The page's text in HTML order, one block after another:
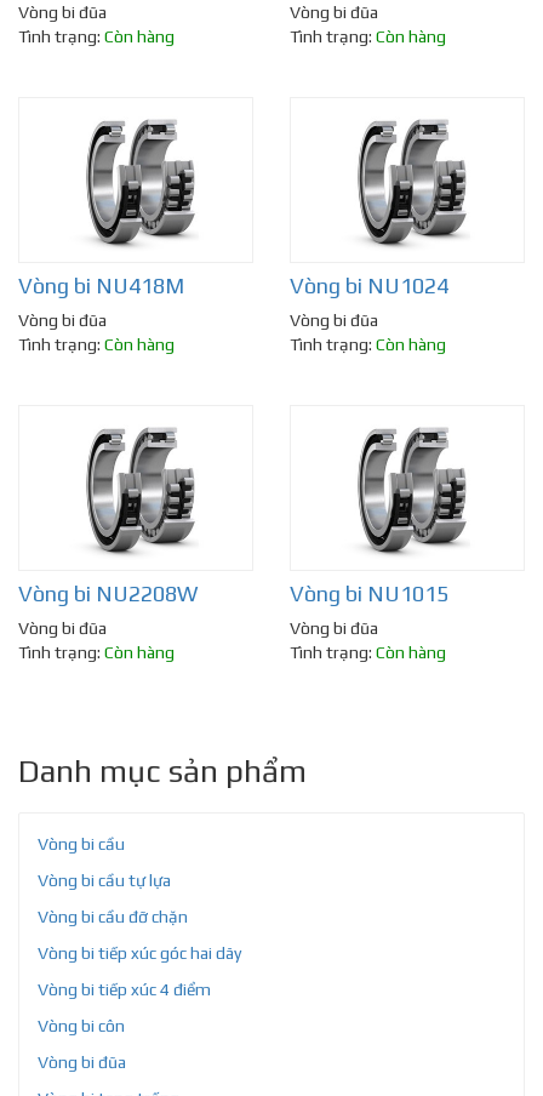
Vòng bi đũa
Tình trạng: Còn hàng
Vòng bi đũa
Tình trạng: Còn hàng
Vòng bi NU418M
Vòng bi đũa
Tình trạng: Còn hàng
Vòng bi NU1024
Vòng bi đũa
Tình trạng: Còn hàng
Vòng bi NU2208W
Vòng bi đũa
Tình trạng: Còn hàng
Vòng bi NU1015
Vòng bi đũa
Tình trạng: Còn hàng
Danh mục sản phẩm
Vòng bi cầu
Vòng bi cầu tự lựa
Vòng bi cầu đỡ chặn
Vòng bi tiếp xúc góc hai dãy
Vòng bi tiếp xúc 4 điểm
Vòng bi côn
Vòng bi đũa